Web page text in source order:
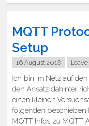
MQTT
Setup
16 August 2018
Ich bin im Netz auf
den Ansatz dahinter
einen kleinen
folgenden beschieben
MQTT Infos zu MQTT